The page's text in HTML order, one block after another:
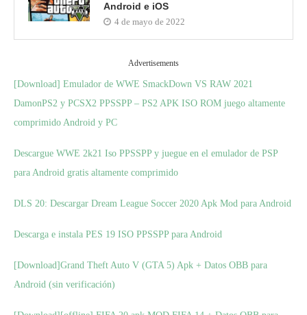
Android e iOS
4 de mayo de 2022
Advertisements
[Download] Emulador de WWE SmackDown VS RAW 2021
DamonPS2 y PCSX2 PPSSPP – PS2 APK ISO ROM juego altamente
comprimido Android y PC
Descargue WWE 2k21 Iso PPSSPP y juegue en el emulador de PSP
para Android gratis altamente comprimido
DLS 20: Descargar Dream League Soccer 2020 Apk Mod para Android
Descarga e instala PES 19 ISO PPSSPP para Android
[Download]Grand Theft Auto V (GTA 5) Apk + Datos OBB para
Android (sin verificación)